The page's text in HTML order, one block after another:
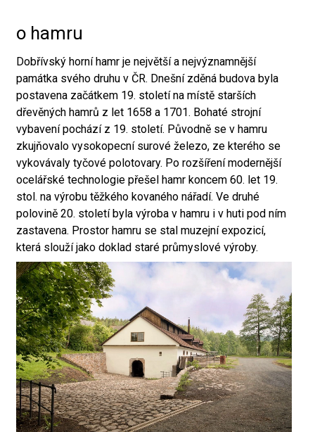
o hamru
Dobřívský horní hamr je největší a nejvýznamnější
památka svého druhu v ČR. Dnešní zděná budova byla
postavena začátkem 19. století na místě starších
dřevěných hamrů z let 1658 a 1701. Bohaté strojní
vybavení pochází z 19. století. Původně se v hamru
zkujňovalo vysokopecní surové železo, ze kterého se
vykovávaly tyčové polotovary. Po rozšíření modernější
ocelářské technologie přešel hamr koncem 60. let 19.
stol. na výrobu těžkého kovaného nářadí. Ve druhé
polovině 20. století byla výroba v hamru i v huti pod ním
zastavena. Prostor hamru se stal muzejní expozicí,
která slouží jako doklad staré průmyslové výroby.